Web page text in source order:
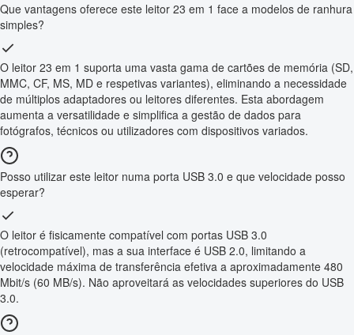
Que vantagens oferece este leitor 23 em 1 face a modelos de ranhura
simples?
O leitor 23 em 1 suporta uma vasta gama de cartões de memória (SD,
MMC, CF, MS, MD e respetivas variantes), eliminando a necessidade
de múltiplos adaptadores ou leitores diferentes. Esta abordagem
aumenta a versatilidade e simplifica a gestão de dados para
fotógrafos, técnicos ou utilizadores com dispositivos variados.
Posso utilizar este leitor numa porta USB 3.0 e que velocidade posso
esperar?
O leitor é fisicamente compatível com portas USB 3.0
(retrocompatível), mas a sua interface é USB 2.0, limitando a
velocidade máxima de transferência efetiva a aproximadamente 480
Mbit/s (60 MB/s). Não aproveitará as velocidades superiores do USB
3.0.